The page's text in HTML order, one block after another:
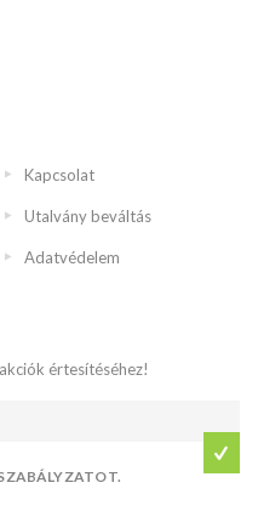
Kapcsolat
Utalvány beváltás
Adatvédelem
értesítéséhez!